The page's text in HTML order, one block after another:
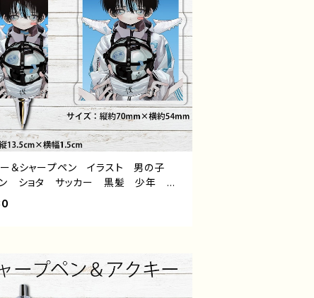
ー＆シャープペン イラスト 男の子
ン ショタ サッカー 黒髪 少年 か
かっこいい エモい おしゃれ 個性
すめ 人気 イラストレーター 絵